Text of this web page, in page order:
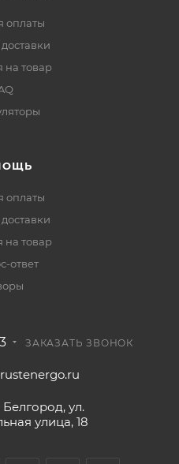
оплаты
на товар
оплаты
на товар
ответ
ЗАКАЗАТЬ ЗВОНОК
Белгород, ул.
улица, 18